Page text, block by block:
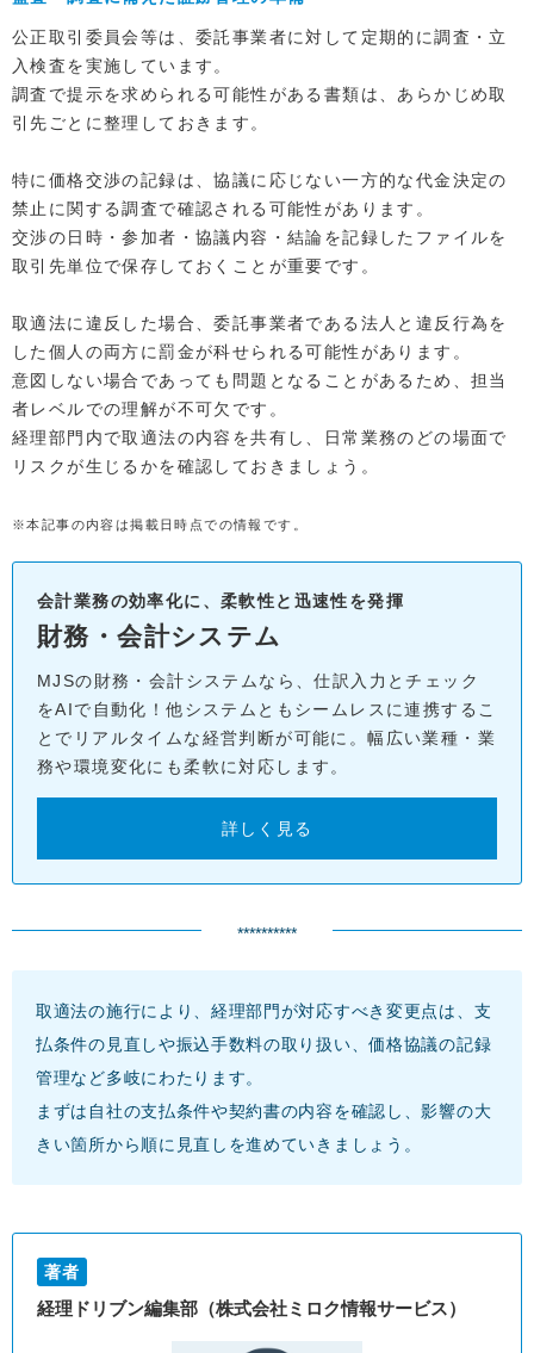
公正取引委員会等は、委託事業者に対して定期的に調査・立
入検査を実施しています。
調査で提示を求められる可能性がある書類は、あらかじめ取
引先ごとに整理しておきます。
特に価格交渉の記録は、協議に応じない一方的な代金決定の
禁止に関する調査で確認される可能性があります。
交渉の日時・参加者・協議内容・結論を記録したファイルを
取引先単位で保存しておくことが重要です。
取適法に違反した場合、委託事業者である法人と違反行為を
した個人の両方に罰金が科せられる可能性があります。
意図しない場合であっても問題となることがあるため、担当
者レベルでの理解が不可欠です。
経理部門内で取適法の内容を共有し、日常業務のどの場面で
リスクが生じるかを確認しておきましょう。
※本記事の内容は掲載日時点での情報です。
会計業務の効率化に、柔軟性と迅速性を発揮
財務・会計システム
MJSの財務・会計システムなら、仕訳入力とチェック
をAIで自動化！他システムともシームレスに連携するこ
とでリアルタイムな経営判断が可能に。幅広い業種・業
務や環境変化にも柔軟に対応します。
詳しく見る
**********
取適法の施行により、経理部門が対応すべき変更点は、支
払条件の見直しや振込手数料の取り扱い、価格協議の記録
管理など多岐にわたります。
まずは自社の支払条件や契約書の内容を確認し、影響の大
きい箇所から順に見直しを進めていきましょう。
著者
経理ドリブン編集部（株式会社ミロク情報サービス）